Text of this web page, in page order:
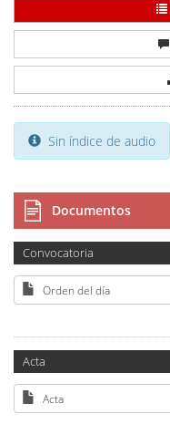
Sin índice de audio
Documentos
Convocatoria
Orden del día
Acta
Acta